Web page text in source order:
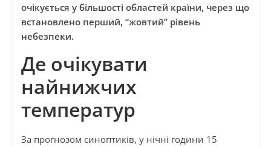
очікується у більшості областей країни, через що
встановлено перший, “жовтий” рівень
небезпеки.
Де очікувати
найнижчих
температур
За прогнозом синоптиків, у нічні години 15